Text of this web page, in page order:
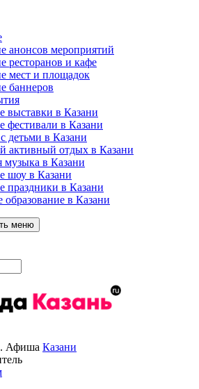
анонсов мероприятий
ресторанов и кафе
мест и площадок
баннеров
выставки в Казани
фестивали в Казани
детьми в Казани
активный отдых в Казани
музыка в Казани
шоу в Казани
праздники в Казани
образование в Казани
меню
Афиша Казани